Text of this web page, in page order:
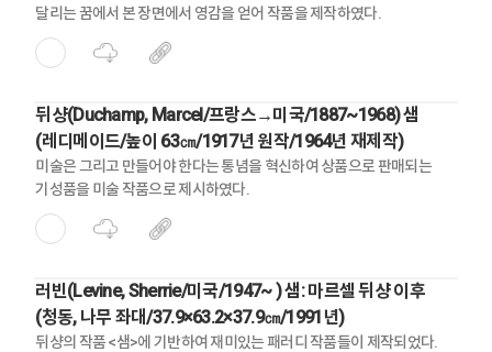
달리는 꿈에서 본 장면에서 영감을 얻어 작품을 제작하였다.
뒤샹(Duchamp, Marcel/프랑스→미국/1887~1968) 샘
(레디메이드/높이 63㎝/1917년 원작/1964년 재제작)
미술은 그리고 만들어야 한다는 통념을 혁신하여 상품으로 판매되는
기성품을 미술 작품으로 제시하였다.
러빈(Levine, Sherrie/미국/1947~ ) 샘: 마르셀 뒤샹 이후
(청동, 나무 좌대/37.9×63.2×37.9㎝/1991년)
뒤샹의 작품 <샘>에 기반하여 재미있는 패러디 작품들이 제작되었다.